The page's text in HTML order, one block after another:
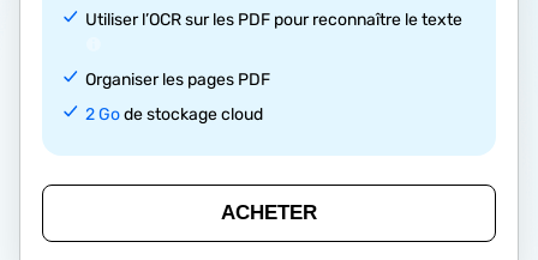
Utiliser l’OCR sur les PDF pour reconnaître le texte
Organiser les pages PDF
2 Gode stockage cloud
ACHETER